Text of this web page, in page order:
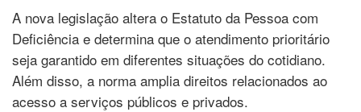
A nova legislação altera o Estatuto da Pessoa com
Deficiência e determina que o atendimento prioritário
seja garantido em diferentes situações do cotidiano.
Além disso, a norma amplia direitos relacionados ao
acesso a serviços públicos e privados.